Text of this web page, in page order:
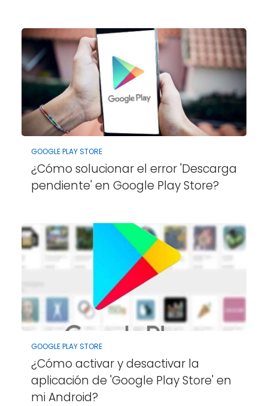
GOOGLE PLAY STORE
¿Cómo solucionar el error 'Descarga
pendiente' en Google Play Store?
GOOGLE PLAY STORE
¿Cómo activar y desactivar la
aplicación de 'Google Play Store' en
mi Android?